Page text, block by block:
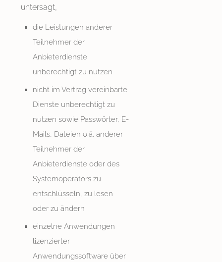
untersagt,
die Leistungen anderer
Teilnehmer der
Anbieterdienste
unberechtigt zu nutzen
nicht im Vertrag vereinbarte
Dienste unberechtigt zu
nutzen sowie Passwörter, E-
Mails, Dateien o.ä. anderer
Teilnehmer der
Anbieterdienste oder des
Systemoperators zu
entschlüsseln, zu lesen
oder zu ändern
einzelne Anwendungen
lizenzierter
Anwendungssoftware über